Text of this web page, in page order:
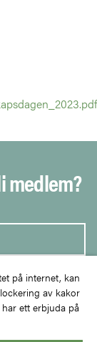
medlem?
på internet, kan
av kakor
ett erbjuda på